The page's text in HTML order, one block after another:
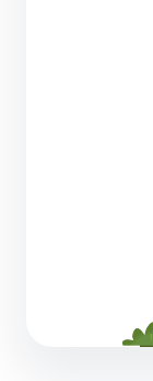
KI für
von
16